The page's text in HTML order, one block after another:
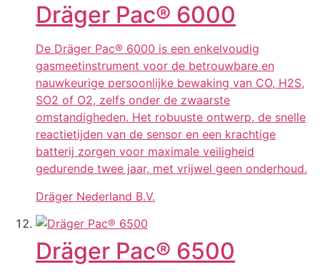
Dräger Pac® 6000
De Dräger Pac® 6000 is een enkelvoudig
gasmeetinstrument voor de betrouwbare en
nauwkeurige persoonlijke bewaking van CO, H2S,
SO2 of O2, zelfs onder de zwaarste
omstandigheden. Het robuuste ontwerp, de snelle
reactietijden van de sensor en een krachtige
batterij zorgen voor maximale veiligheid
gedurende twee jaar, met vrijwel geen onderhoud.
Dräger Nederland B.V.
Dräger Pac® 6500